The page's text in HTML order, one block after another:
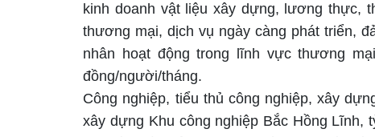
kinh doanh vật liệu xây dựng, lương thực,
thương mại, dịch vụ ngày càng phát triển,
nhân hoạt động trong lĩnh vực thương
đồng/người/tháng.
Công nghiệp, tiểu thủ công nghiệp, xây
xây dựng Khu công nghiệp Bắc Hồng Lĩnh,